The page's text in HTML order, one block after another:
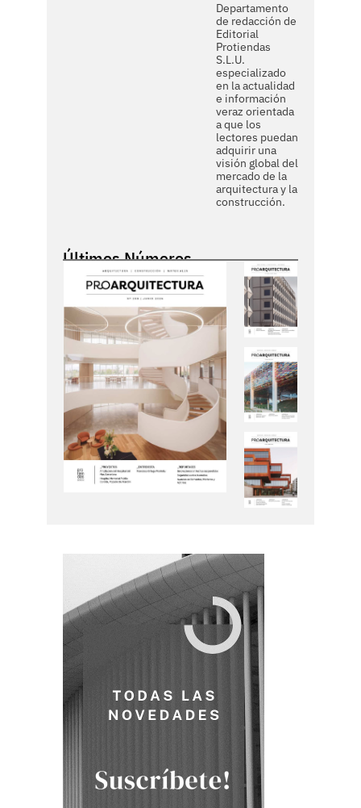
Departamento
de redacción de
Editorial
Protiendas
S.L.U.
especializado
en la actualidad
e información
veraz orientada
a que los
lectores puedan
adquirir una
visión global del
mercado de la
arquitectura y la
construcción.
Últimos Números